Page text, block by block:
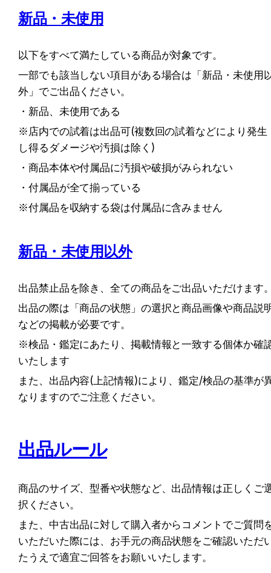
新品・未使用
以下をすべて満たしている商品が対象です。
一部でも該当しない項目がある場合は「新品・未使用
外」でご出品ください。
・新品、未使用である
※店内での試着は出品可(複数回の試着などにより発生
し得るダメージや汚損は除く)
・商品本体や付属品に汚損や破損がみられない
・付属品が全て揃っている
※付属品を収納する袋は付属品に含みません
新品・未使用以外
出品禁止品を除き、全ての商品をご出品いただけます
出品の際は「商品の状態」の選択と商品画像や商品説
などの掲載が必要です。
※検品・鑑定にあたり、掲載情報と一致する個体か確
いたします
また、出品内容(上記情報)により、鑑定/検品の基準が
なりますのでご注意ください。
出品ルール
商品のサイズ、型番や状態など、出品情報は正しくご
択ください。
また、中古出品に対して購入者からコメントでご質問
いただいた際には、お手元の商品状態をご確認いただ
たうえで適宜ご回答をお願いいたします。